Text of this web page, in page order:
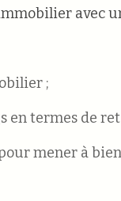
avec
;
en termes de
mener à